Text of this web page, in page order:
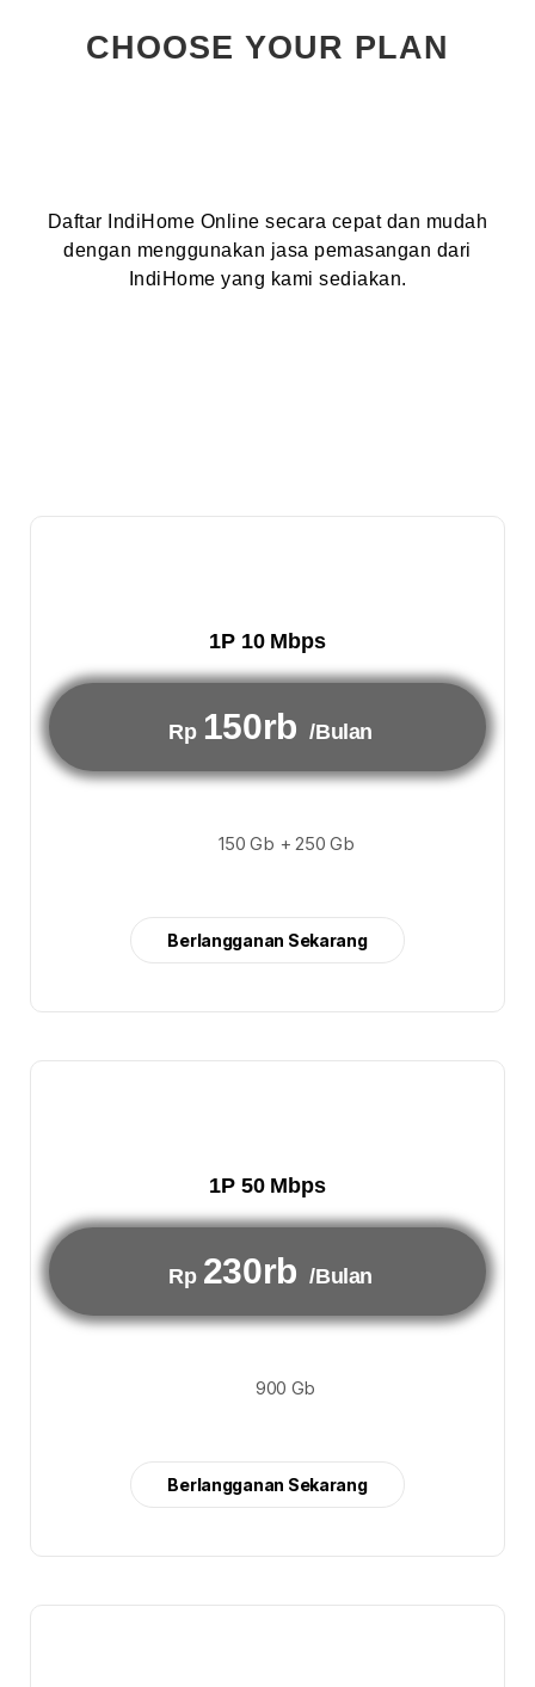
CHOOSE YOUR PLAN
Daftar IndiHome Online secara cepat dan mudah
dengan menggunakan jasa pemasangan dari
IndiHome yang kami sediakan.
1P 10 Mbps
Rp 150rb /Bulan
150 Gb + 250 Gb
Berlangganan Sekarang
1P 50 Mbps
Rp 230rb /Bulan
900 Gb
Berlangganan Sekarang